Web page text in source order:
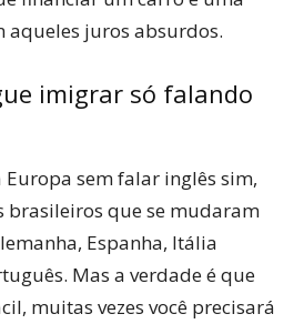
aqueles juros absurdos.
imigrar só falando
Europa sem falar inglês sim,
brasileiros que se mudaram
Espanha, Itália
Mas a verdade é que
muitas vezes você precisará